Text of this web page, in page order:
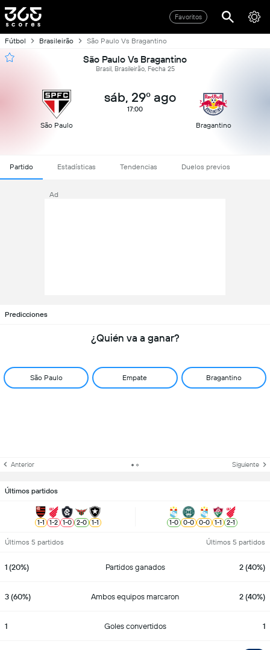
Favoritos
Fútbol Brasileirão São Paulo Vs Bragantino
São Paulo Vs Bragantino
Brasil, Brasileirão, Fecha 25
São Paulo
sáb, 29º ago
17:00
Bragantino
Partido Estadísticas Tendencias Duelos previos
Ad
Predicciones
¿Quién va a ganar?
São Paulo Empate Bragantino
Anterior Siguiente
Últimos partidos
1-1 1-2 1-0 2-0 1-1 1-0 0-0 0-0 1-1 2-1
Últimos 5 partidos Últimos 5 partidos
1 (20%) Partidos ganados 2 (40%)
3 (60%) Ambos equipos marcaron 2 (40%)
1 Goles convertidos 1